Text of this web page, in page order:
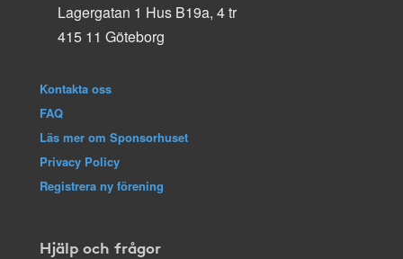
Lagergatan 1 Hus B19a, 4 tr
415 11 Göteborg
Kontakta oss
FAQ
Läs mer om Sponsorhuset
Privacy Policy
Registrera ny förening
Hjälp och frågor